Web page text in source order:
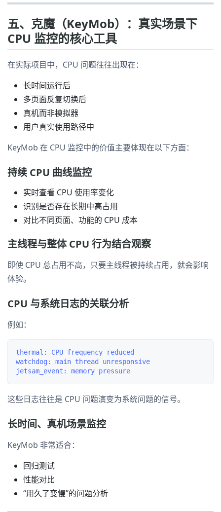
五、克魔（KeyMob）：真实场景下
CPU 监控的核心工具
在实际项目中，CPU 问题往往出现在：
长时间运行后
多页面反复切换后
真机而非模拟器
用户真实使用路径中
KeyMob 在 CPU 监控中的价值主要体现在以下方面：
持续 CPU 曲线监控
实时查看 CPU 使用率变化
识别是否存在长期中高占用
对比不同页面、功能的 CPU 成本
主线程与整体 CPU 行为结合观察
即使 CPU 总占用不高，只要主线程被持续占用，就会影响
体验。
CPU 与系统日志的关联分析
例如：
thermal: CPU frequency reduced
watchdog: main thread unresponsive
这些日志往往是 CPU 问题演变为系统问题的信号。
长时间、真机场景监控
KeyMob 非常适合：
回归测试
性能对比
“用久了变慢”的问题分析